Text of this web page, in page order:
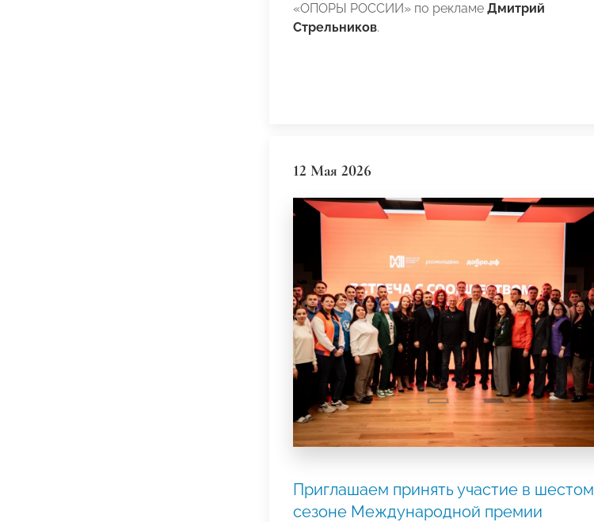
«ОПОРЫ РОССИИ» по рекламе Дмитрий
Стрельников.
12 Мая 2026
Приглашаем принять участие в шестом
сезоне Международной премии